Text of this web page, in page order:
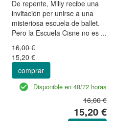
De repente, Milly recibe una
invitación per unirse a una
misteriosa escuela de ballet.
Pero la Escuela Cisne no es ...
16,00 €
15,20 €
comprar
Disponible en 48/72 horas
16,00 €
15,20 €